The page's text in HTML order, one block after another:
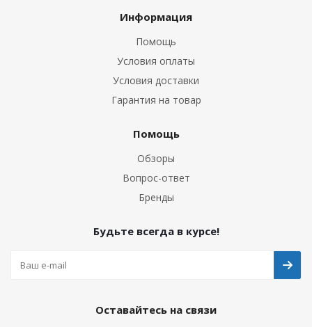
Информация
Помощь
Условия оплаты
Условия доставки
Гарантия на товар
Помощь
Обзоры
Вопрос-ответ
Бренды
Будьте всегда в курсе!
Оставайтесь на связи